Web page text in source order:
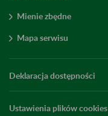
Mienie zbędne
Mapa serwisu
Deklaracja dostępności
Ustawienia plików cookies